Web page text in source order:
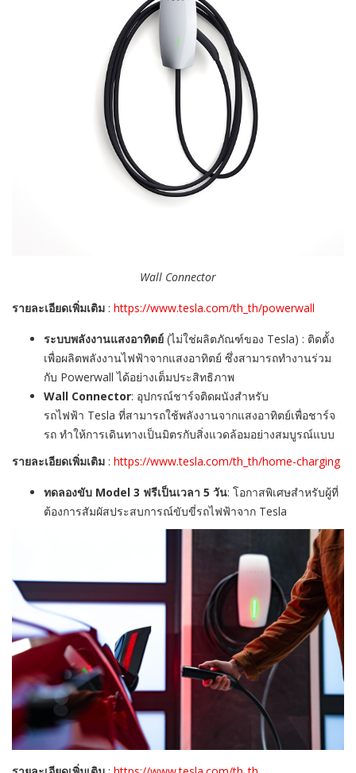
Wall Connector
รายละเอียดเพิ่มเติม : https://www.tesla.com/th_th/powerwall
ระบบพลังงานแสงอาทิตย์ (ไม่ใช่ผลิตภัณฑ์ของ Tesla) : ติดตั้ง
เพื่อผลิตพลังงานไฟฟ้าจากแสงอาทิตย์ ซึ่งสามารถทำงานร่วม
กับ Powerwallได้อย่างเต็มประสิทธิภาพ
Wall Connector: อุปกรณ์ชาร์จติดผนังสำหรับ
รถไฟฟ้า Tesla ที่สามารถใช้พลังงานจากแสงอาทิตย์เพื่อชาร์จ
รถ ทำให้การเดินทางเป็นมิตรกับสิ่งแวดล้อมอย่างสมบูรณ์แบบ
รายละเอียดเพิ่มเติม : https://www.tesla.com/th_th/home-charging
ทดลองขับ Model 3 ฟรีเป็นเวลา 5 วัน: โอกาสพิเศษสำหรับผู้ที่
ต้องการสัมผัสประสบการณ์ขับขี่รถไฟฟ้าจาก Tesla